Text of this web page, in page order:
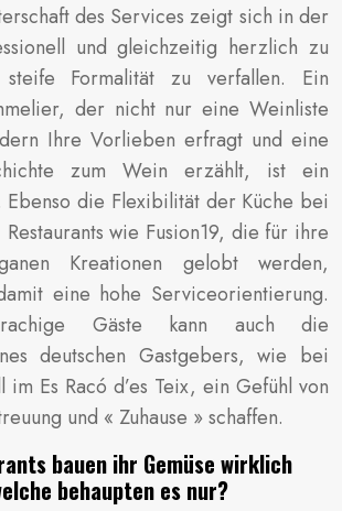
des Services zeigt sich in der
und gleichzeitig herzlich zu
Formalität zu verfallen. Ein
der nicht nur eine Weinliste
Ihre Vorlieben erfragt und eine
zum Wein erzählt, ist ein
Ebenso die Flexibilität der Küche bei
Restaurants wie Fusion19, die für ihre
Kreationen gelobt werden,
eine hohe Serviceorientierung.
Gäste kann auch die
deutschen Gastgebers, wie bei
im Es Racó d’es Teix, ein Gefühl von
und « Zuhause » schaffen.
bauen ihr Gemüse wirklich
behaupten es nur?